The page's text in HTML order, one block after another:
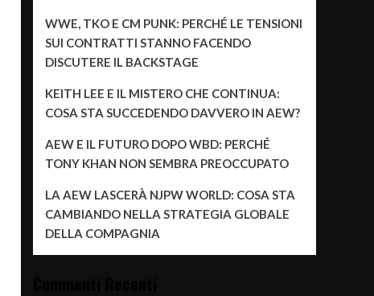
WWE, TKO E CM PUNK: PERCHÉ LE TENSIONI
SUI CONTRATTI STANNO FACENDO
DISCUTERE IL BACKSTAGE
KEITH LEE E IL MISTERO CHE CONTINUA:
COSA STA SUCCEDENDO DAVVERO IN AEW?
AEW E IL FUTURO DOPO WBD: PERCHÉ
TONY KHAN NON SEMBRA PREOCCUPATO
LA AEW LASCERÀ NJPW WORLD: COSA STA
CAMBIANDO NELLA STRATEGIA GLOBALE
DELLA COMPAGNIA